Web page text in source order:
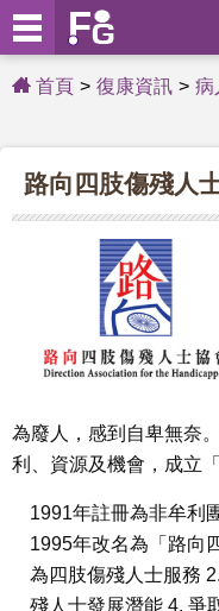
首頁 復康資訊 病
路向四肢傷殘人
為廢人，感到自卑無奈
利、資源及機會，成立
1991年註冊為非牟利
1995年改名為「路向
為四肢傷殘人士服務
殘人士發展潛能 4. 爭